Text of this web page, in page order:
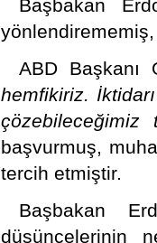
Başbakan
ABD Başkanı
hemfikiriz.
çözebileceğimiz
başvurmuş,
tercih etmiştir.
Başbakan
düşüncelerinin